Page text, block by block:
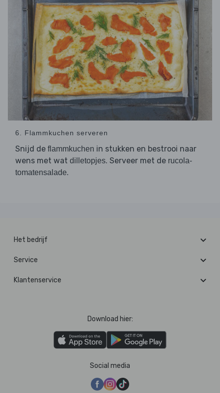
6. Flammkuchen serveren
Snijd de flammkuchen in stukken en bestrooi naar
wens met wat dilletopjes. Serveer met de rucola-
tomatensalade.
Het bedrijf
Service
Klantenservice
Download hier:
Social media